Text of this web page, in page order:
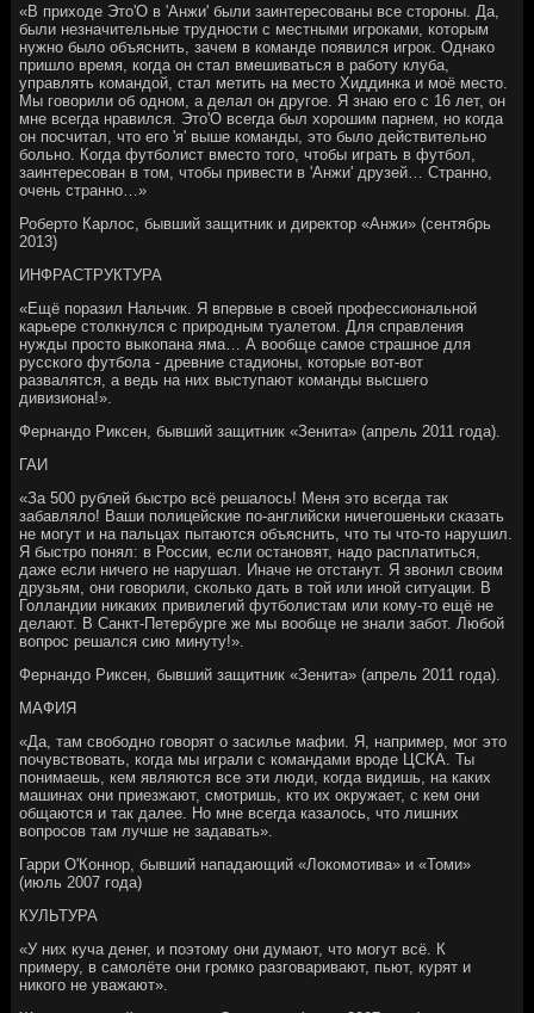
«В приходе Это'О в 'Анжи' были заинтересованы все стороны. Да,
были незначительные трудности с местными игроками, которым
нужно было объяснить, зачем в команде появился игрок. Однако
пришло время, когда он стал вмешиваться в работу клуба,
управлять командой, стал метить на место Хиддинка и моё место.
Мы говорили об одном, а делал он другое. Я знаю его с 16 лет, он
мне всегда нравился. Это'О всегда был хорошим парнем, но когда
он посчитал, что его 'я' выше команды, это было действительно
больно. Когда футболист вместо того, чтобы играть в футбол,
заинтересован в том, чтобы привести в 'Анжи' друзей… Странно,
очень странно…»
Роберто Карлос, бывший защитник и директор «Анжи» (сентябрь
2013)
ИНФРАСТРУКТУРА
«Ещё поразил Нальчик. Я впервые в своей профессиональной
карьере столкнулся с природным туалетом. Для справления
нужды просто выкопана яма… А вообще самое страшное для
русского футбола - древние стадионы, которые вот-вот
развалятся, а ведь на них выступают команды высшего
дивизиона!».
Фернандо Риксен, бывший защитник «Зенита» (апрель 2011 года).
ГАИ
«За 500 рублей быстро всё решалось! Меня это всегда так
забавляло! Ваши полицейские по-английски ничегошеньки сказать
не могут и на пальцах пытаются объяснить, что ты что-то нарушил.
Я быстро понял: в России, если остановят, надо расплатиться,
даже если ничего не нарушал. Иначе не отстанут. Я звонил своим
друзьям, они говорили, сколько дать в той или иной ситуации. В
Голландии никаких привилегий футболистам или кому-то ещё не
делают. В Санкт-Петербурге же мы вообще не знали забот. Любой
вопрос решался сию минуту!».
Фернандо Риксен, бывший защитник «Зенита» (апрель 2011 года).
МАФИЯ
«Да, там свободно говорят о засилье мафии. Я, например, мог это
почувствовать, когда мы играли с командами вроде ЦСКА. Ты
понимаешь, кем являются все эти люди, когда видишь, на каких
машинах они приезжают, смотришь, кто их окружает, с кем они
общаются и так далее. Но мне всегда казалось, что лишних
вопросов там лучше не задавать».
Гарри О'Коннор, бывший нападающий «Локомотива» и «Томи»
(июль 2007 года)
КУЛЬТУРА
«У них куча денег, и поэтому они думают, что могут всё. К
примеру, в самолёте они громко разговаривают, пьют, курят и
никого не уважают».